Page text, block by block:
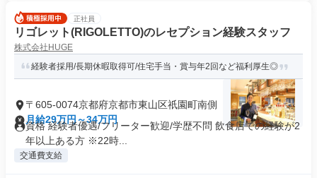
正社員
リゴレット(RIGOLETTO)のレセプション経験スタッフ
株式会社HUGE
経験者採用/長期休暇取得可/住宅手当・賞与年2回など福利厚生◎
〒605-0074京都府京都市東山区祇園町南側
月給29万円～34万円
資格 経験者優遇/フリーター歓迎/学歴不問 飲食店での経験が2
年以上ある方 ※22時...
交通費支給